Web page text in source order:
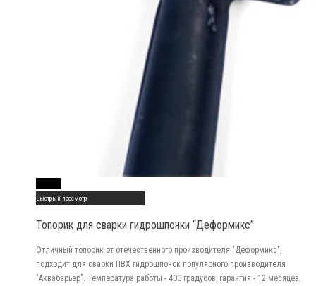
Быстрый просмотр
Топорик для сварки гидрошпонки “Деформикс”
Отличный топорик от отечественного производителя "Деформикс",
подходит для сварки ПВХ гидрошпонок популярного производителя
"Аквабарьер". Температура работы - 400 градусов, гарантия - 12 месяцев,